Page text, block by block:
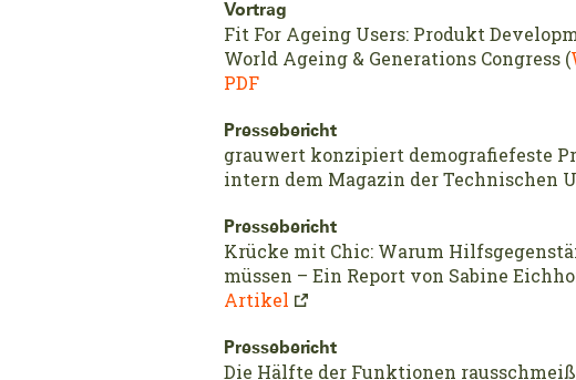
Vortrag
Fit For Ageing Users: Produkt
World Ageing & Generations Congress (
PDF
Pressebericht
grauwert konzipiert demografiefeste
intern dem Magazin der Technischen
Pressebericht
Krücke mit Chic: Warum
müssen – Ein Report von Sabine
Artikel
Pressebericht
Die Hälfte der Funktionen